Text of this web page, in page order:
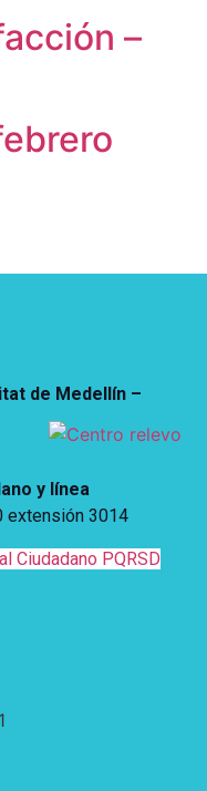
–
de Medellín –
y línea
extensión 3014
Ciudadano PQRSD